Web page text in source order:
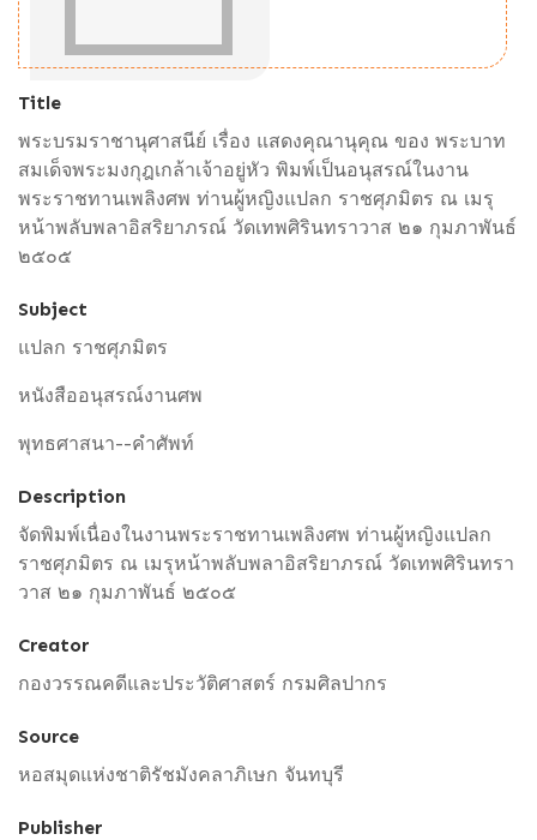
Title
พระบรมราชานุศาสนีย์ เรื่อง แสดงคุณานุคุณ ของ พระบาท
สมเด็จพระมงกุฎเกล้าเจ้าอยู่หัว พิมพ์เป็นอนุสรณ์ในงาน
พระราชทานเพลิงศพ ท่านผู้หญิงแปลก ราชศุภมิตร ณ เมรุ
หน้าพลับพลาอิสริยาภรณ์ วัดเทพศิรินทราวาส ๒๑ กุมภาพันธ์
๒๕๐๕
Subject
แปลก ราชศุภมิตร
หนังสืออนุสรณ์งานศพ
พุทธศาสนา--คำศัพท์
Description
จัดพิมพ์เนื่องในงานพระราชทานเพลิงศพ ท่านผู้หญิงแปลก
ราชศุภมิตร ณ เมรุหน้าพลับพลาอิสริยาภรณ์ วัดเทพศิรินทรา
วาส ๒๑ กุมภาพันธ์ ๒๕๐๕
Creator
กองวรรณคดีและประวัติศาสตร์ กรมศิลปากร
Source
หอสมุดแห่งชาติรัชมังคลาภิเษก จันทบุรี
Publisher